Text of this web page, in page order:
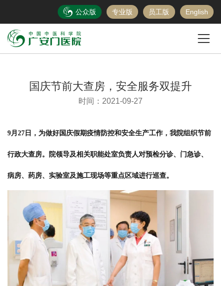
公众版 专业版 员工版 English
国庆节前大查房，安全服务双提升
时间：2021-09-27
9月27日，为做好国庆假期疫情防控和安全生产工作，我院组织节前
行政大查房。院领导及相关职能处室负责人对预检分诊、门急诊、
病房、药房、实验室及施工现场等重点区域进行巡查。